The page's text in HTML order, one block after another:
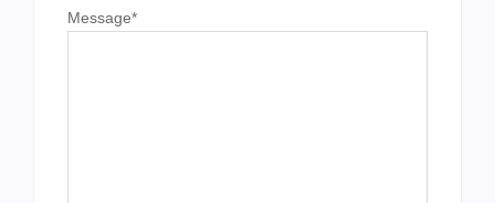
Message*